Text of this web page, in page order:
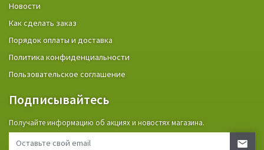
Новости
Как сделать заказ
Порядок оплаты и доставка
Политика конфиденциальности
Пользовательское соглашение
Подписывайтесь
Получайте информацию об акциях и новостях магазина.